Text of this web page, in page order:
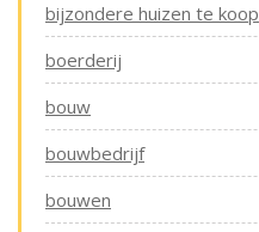
bijzondere huizen te koop
boerderij
bouw
bouwbedrijf
bouwen